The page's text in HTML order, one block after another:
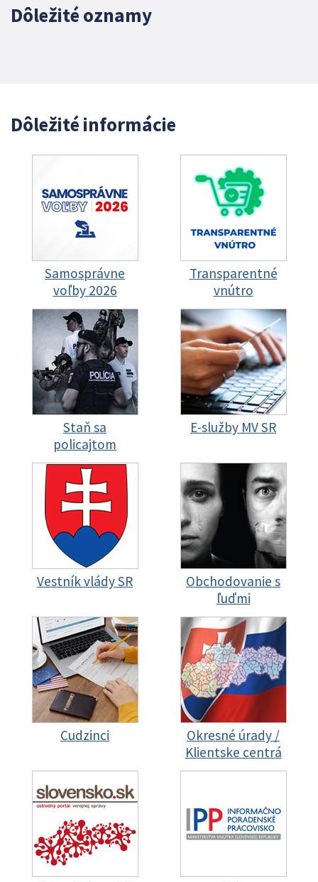
Dôležité oznamy
Dôležité informácie
Samosprávne
voľby 2026
Transparentné
vnútro
Staň sa
policajtom
E-služby MV SR
Vestník vlády SR
Obchodovanie s
ľuďmi
Cudzinci
Okresné úrady /
Klientske centrá